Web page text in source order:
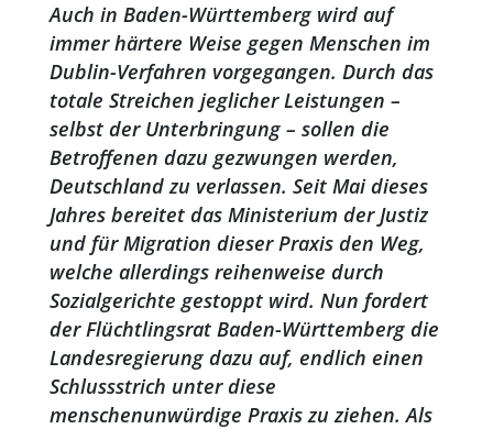
Auch in Baden-Württemberg wird auf
immer härtere Weise gegen Menschen im
Dublin-Verfahren vorgegangen. Durch das
totale Streichen jeglicher Leistungen –
selbst der Unterbringung – sollen die
Betroffenen dazu gezwungen werden,
Deutschland zu verlassen. Seit Mai dieses
Jahres bereitet das Ministerium der Justiz
und für Migration dieser Praxis den Weg,
welche allerdings reihenweise durch
Sozialgerichte gestoppt wird. Nun fordert
der Flüchtlingsrat Baden-Württemberg die
Landesregierung dazu auf, endlich einen
Schlussstrich unter diese
menschenunwürdige Praxis zu ziehen. Als